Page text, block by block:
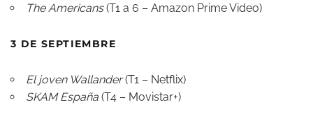
The Americans(T1 a 6 – Amazon Prime Video)
3 DE SEPTIEMBRE
El joven Wallander(T1 – Netflix)
SKAM España (T4 – Movistar+)